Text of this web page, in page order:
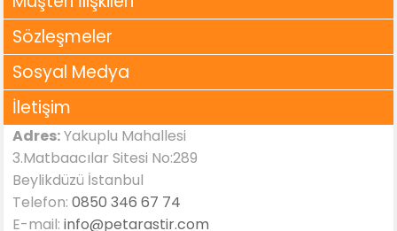
Sözleşmeler
Sosyal Medya
İletişim
Adres:Yakuplu Mahallesi
3.Matbaacılar Sitesi No:289
Beylikdüzü İstanbul
Telefon:0850 346 67 74
E-mail:info@petarastir.com